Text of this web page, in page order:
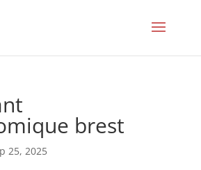
brest
25, 2025